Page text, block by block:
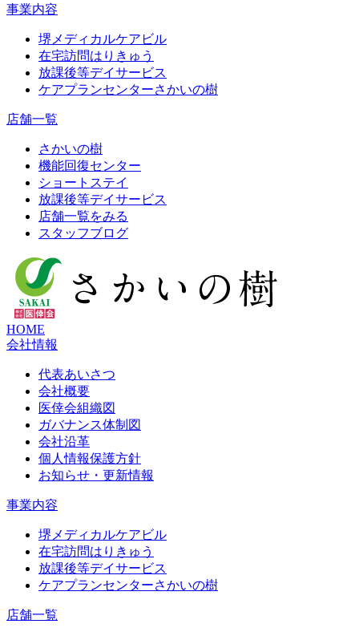
事業内容
堺メディカルケアビル
在宅訪問はりきゅう
放課後等デイサービス
ケアプランセンターさかいの樹
店舗一覧
さかいの樹
機能回復センター
ショートステイ
放課後等デイサービス
店舗一覧をみる
スタッフブログ
HOME
会社情報
代表あいさつ
会社概要
医倖会組織図
ガバナンス体制図
会社沿革
個人情報保護方針
お知らせ・更新情報
事業内容
堺メディカルケアビル
在宅訪問はりきゅう
放課後等デイサービス
ケアプランセンターさかいの樹
店舗一覧